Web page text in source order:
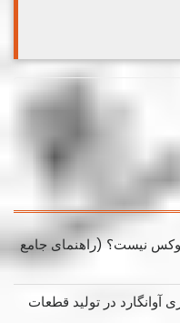
نیست؟ (راهنمای جامع
در تولید قطعات